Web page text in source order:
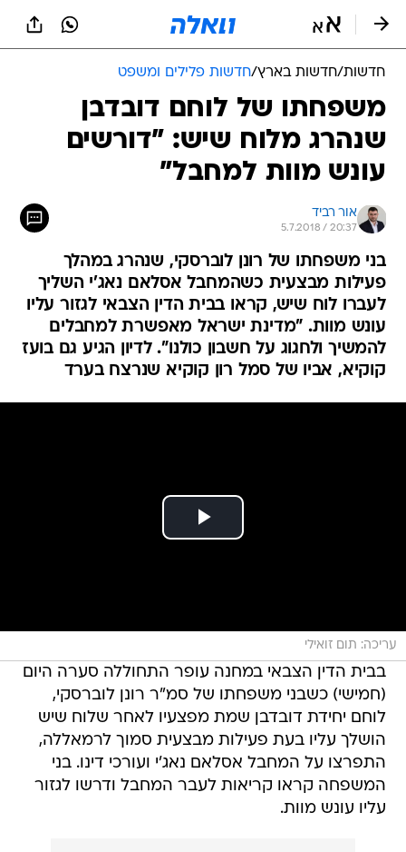
חדשות/חדשות בארץ/חדשות פלילים ומשפט
משפחתו של לוחם דובדבן
שנהרג מלוח שיש: "דורשים
עונש מוות למחבל"
אור רביד
5.7.2018 / 20:37
בני משפחתו של רונן לוברסקי, שנהרג במהלך
פעילות מבצעית כשהמחבל אסלאם נאג'י השליך
לעברו לוח שיש, קראו בבית הדין הצבאי לגזור עליו
עונש מוות. "מדינת ישראל מאפשרת למחבלים
להמשיך ולחגוג על חשבון כולנו". לדיון הגיע גם בועז
קוקיא, אביו של סמל רון קוקיא שנרצח בערד
עריכה: תום זואילי
בבית הדין הצבאי במחנה עופר התחוללה סערה היום
(חמישי) כשבני משפחתו של סמ"ר רונן לוברסקי,
לוחם יחידת דובדבן שמת מפצעיו לאחר שלוח שיש
הושלך עליו בעת פעילות מבצעית סמוך לרמאללה,
התפרצו על המחבל אסלאם נאג'י ועורכי דינו. בני
המשפחה קראו קריאות לעבר המחבל ודרשו לגזור
עליו עונש מוות.